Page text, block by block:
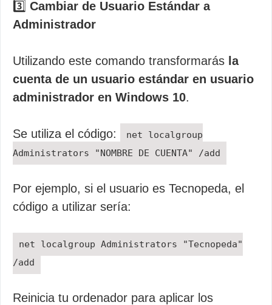
3️⃣ Cambiar de Usuario Estándar a
Administrador
Utilizando este comando transformarás la
cuenta de un usuario estándar en usuario
administrador en Windows 10.
Se utiliza el código:
net localgroup
Administrators "NOMBRE DE CUENTA" /add
Por ejemplo, si el usuario es Tecnopeda, el
código a utilizar sería:
net localgroup Administrators "Tecnopeda"
/add
Reinicia tu ordenador para aplicar los